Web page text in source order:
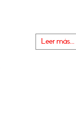
Leer más...